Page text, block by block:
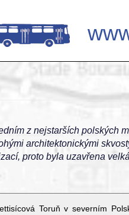
z nejstarších polských
architektonickými
proto byla uzavřena
Toruň v severním